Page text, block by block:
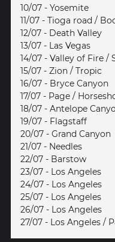
10/07 - Yosemite
11/07 - Tioga road /
12/07 - Death Valley
13/07 - Las Vegas
14/07 - Valley of Fire /
15/07 - Zion / Tropic
16/07 - Bryce Canyon
17/07 - Page /
18/07 - Antelope
19/07 - Flagstaff
20/07 - Grand Canyon
21/07 - Needles
22/07 - Barstow
23/07 - Los Angeles
24/07 - Los Angeles
25/07 - Los Angeles
26/07 - Los Angeles
27/07 - Los Angeles /